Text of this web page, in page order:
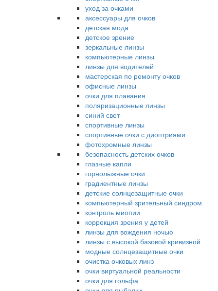
уход за очками
аксессуары для очков
детская мода
детское зрение
зеркальные линзы
компьютерные линзы
линзы для водителей
мастерская по ремонту очков
офисные линзы
очки для плавания
поляризационные линзы
синий свет
спортивные линзы
спортивные очки с диоптриями
фотохромные линзы
безопасность детских очков
глазные капли
горнолыжные очки
градиентные линзы
детские солнцезащитные очки
компьютерный зрительный синдром
контроль миопии
коррекция зрения у детей
линзы для вождения ночью
линзы с высокой базовой кривизной
модные солнцезащитные очки
очистка очковых линз
очки виртуальной реальности
очки для гольфа